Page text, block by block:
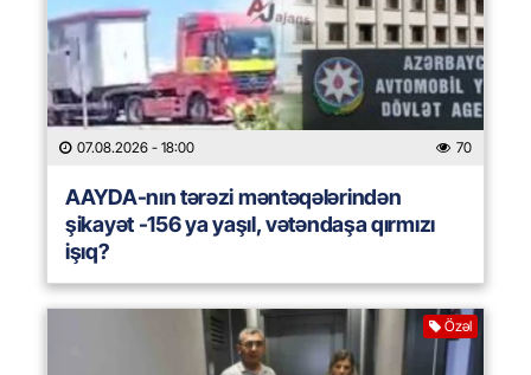
07.08.2026 - 18:00 70
AAYDA-nın tərəzi məntəqələrindən
şikayət -156 ya yaşıl, vətəndaşa qırmızı
işıq?
Özəl